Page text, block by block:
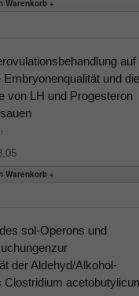
auf
und die
von LH und Progesteron
sol-Operons und
der Aldehyd/Alkohol-
Clostridium